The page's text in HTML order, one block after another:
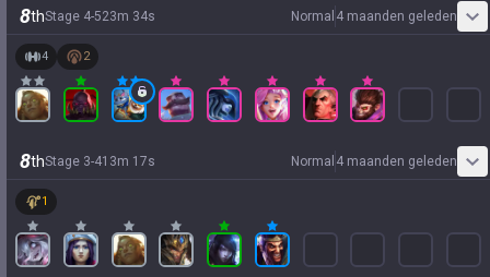
8thStage 4-523m 34s Normal 4 maanden geleden
4 2
8thStage 3-413m 17s Normal 4 maanden geleden
1